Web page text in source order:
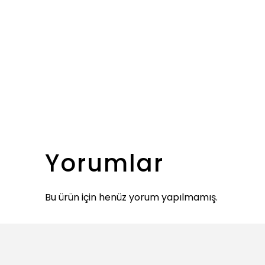
Yorumlar
Bu ürün için henüz yorum yapılmamış.